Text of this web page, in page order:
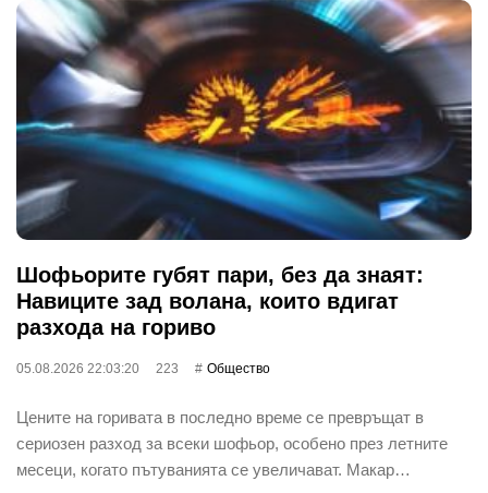
Шофьорите губят пари, без да знаят:
Навиците зад волана, които вдигат
разхода на гориво
05.08.2026 22:03:20 223 Общество
Цените на горивата в последно време се превръщат в
сериозен разход за всеки шофьор, особено през летните
месеци, когато пътуванията се увеличават. Макар…